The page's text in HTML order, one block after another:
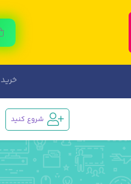
خرید
شروع کنید